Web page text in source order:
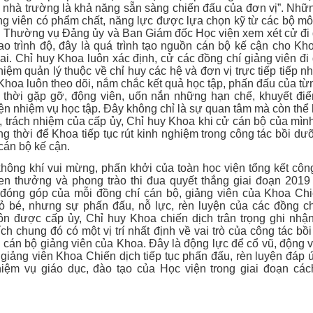
nhà trường là khả năng sẵn sàng chiến đấu của đơn vị”.
viên có phẩm chất, năng lực được lựa chọn kỹ từ các bộ
Thường vụ Đảng ủy và Ban Giám đốc Học viện xem xét cử đi
trình độ, đây là quá trình tạo nguồn cán bộ kế cận cho
Chỉ huy Khoa luôn xác định, cử các đồng chí giảng viên đi
quản lý thuộc về chỉ huy các hệ và đơn vị trực tiếp tiếp
luôn theo dõi, nắm chắc kết quả học tập, phấn đấu của
thời gặp gỡ, động viên, uốn nắn những hạn chế, khuyết
nhiệm vụ học tập. Đây không chỉ là sự quan tâm mà còn thể
trách nhiệm của cấp ủy, Chỉ huy Khoa khi cử cán bộ của
thời để Khoa tiếp tục rút kinh nghiệm trong công tác bồi
bộ kế cận.
khí vui mừng, phấn khởi của toàn học viện tổng kết
thưởng và phong trào thi đua quyết thắng giai đoạn 2019
góp của mỗi đồng chí cán bộ, giảng viên của Khoa
bé, nhưng sự phấn đấu, nỗ lực, rèn luyện của các đồng
được cấp ủy, Chỉ huy Khoa chiến dịch trân trọng ghi
chung đó có một vị trí nhất định về vai trò của công tác
cán bộ giảng viên của Khoa. Đây là động lực để cổ vũ, động
viên Khoa Chiến dịch tiếp tục phấn đấu, rèn luyện đáp
vụ giáo dục, đào tạo của Học viện trong giai đoạn